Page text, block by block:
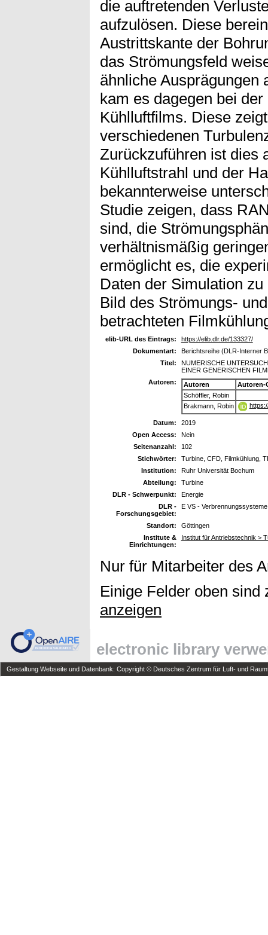
die auftretenden
aufzulösen. Diese
Austrittskante der
das Strömungsfeld
ähnliche Ausprägungen
kam es dagegen bei
Kühlluftfilms. Diese
verschiedenen
Zurückzuführen ist dies
Kühlluftstrahl und der
bekannterweise
Studie zeigen, dass
sind, die
verhältnismäßig
ermöglicht es, die
Daten der Simulation
Bild des Strömungs-
betrachteten
elib-URL des Eintrags:
https://elib.dlr.de/133327/
Dokumentart:
Berichtsreihe (DLR-Interner
Titel:
NUMERISCHE
EINER GENERISCHEN
Autoren:
Autoren
Autoren-
Schöffler, Robin
Brakmann, Robin
Datum:
2019
Open Access:
Nein
Seitenanzahl:
102
Stichwörter:
Turbine, CFD, Filmkühlung,
Institution:
Ruhr Universität Bochum
Abteilung:
Turbine
DLR - Schwerpunkt:
Energie
DLR -
Forschungsgebiet:
E VS - Verbrennungssysteme
Standort:
Göttingen
Institute &
Einrichtungen:
Institut für Antriebstechnik >
Nur für Mitarbeiter des
Einige Felder oben
anzeigen
electronic library
Gestaltung Webseite und Datenbank: Copyright © Deutsches Zentrum für Luft- und